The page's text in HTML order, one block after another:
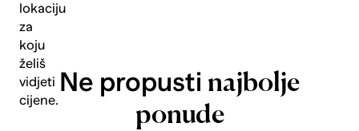
lokaciju
za
koju
želiš
vidjeti
cijene.
Ne propusti najbolje
ponude